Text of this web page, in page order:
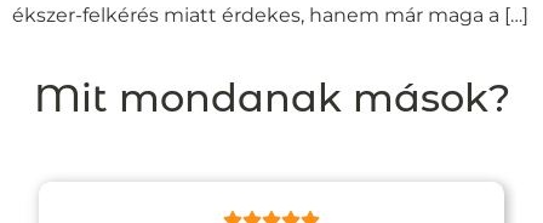
ékszer-felkérés miatt érdekes, hanem már maga a […]
Mit mondanak mások?